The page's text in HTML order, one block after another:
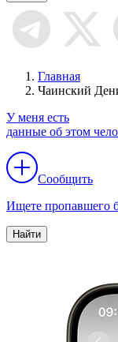
Главная
Чаинский
У меня есть
данные об этом
Сообщить
Ищете пропавшего
Найти